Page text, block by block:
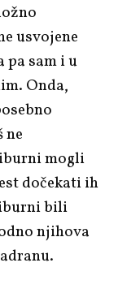
usvojene
pa sam i u
Onda,
ne
mogli
dočekati ih
bili
njihova